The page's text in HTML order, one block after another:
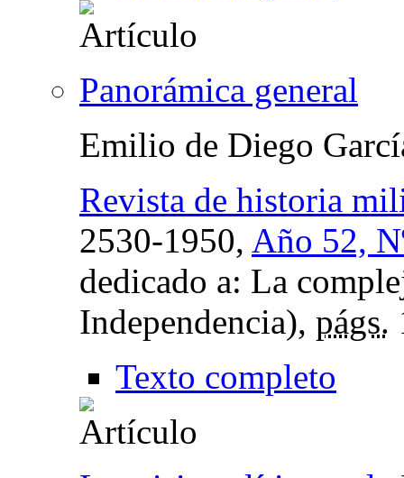
Panorámica general
Emilio de Diego
Revista de historia
2530-1950, Año 52,
dedicado a: La
Independencia), págs.
Texto completo